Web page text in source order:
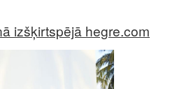
izšķirtspējā hegre.com